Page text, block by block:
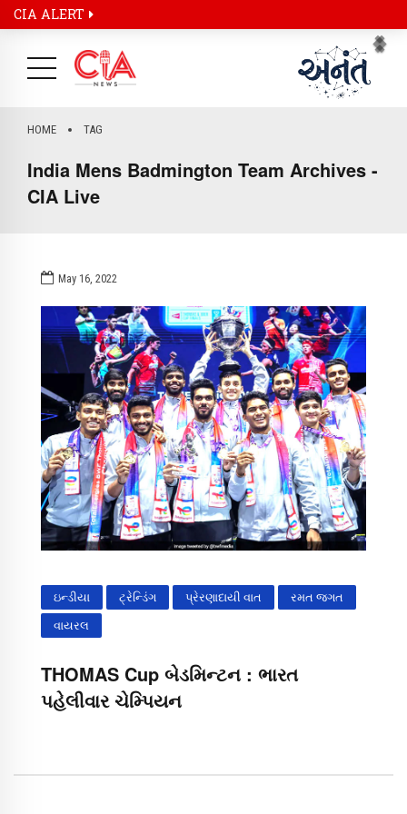
CIA ALERT
HOME TAG
India Mens Badmington Team Archives -
CIA Live
May 16, 2022
ઇન્ડીયા ટ્રેન્ડિંગ પ્રેરણાદાયી વાત રમત જગત
વાયરલ
THOMAS Cup બેડમિન્ટન : ભારત
પહેલીવાર ચેમ્પિયન